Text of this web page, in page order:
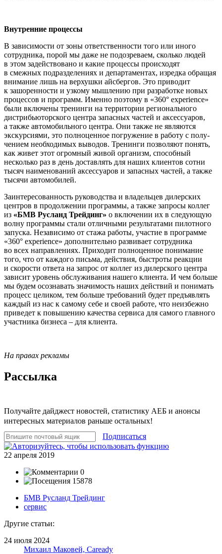
Внутренние процессы
В зависимости от зоны ответственности того или иного
сотрудника, порой мы даже не подозреваем, сколько людей
в этом задействовано и какие процессы происходят
в смежных подразделениях и департаментах, изредка обращая
вни­мание лишь на верхушки айсбергов. Это приводит
к зашоренности и узкому мыш­лению при разработке новых
процессов и программ. Именно поэтому в «360° experience»
были включены тренинги на территории регионального
дистрибью­торского центра запасных частей и аксес­суаров,
а также автомобильного центра. Они также не являются
экскурсиями, это полноценное погружение в работу с полу­
чением необходимых выводов. Тренинги позволяют понять,
как живет этот огром­ный живой организм, способный
несколь­ко раз в день доставлять для наших клиен­тов сотни
тысяч наименований аксессуа­ров и запасных частей, а также
тысячи автомобилей.
Заинтересованность руководства и вла­дельцев дилерских
центров в продолжении программы, а также запросы коллег
из «БМВ Русланд Трейдинг» о включении их в следующую
волну программы стали отличными результатами пилотного
запу­ска. Независимо от стажа работы, участие в программе
«360° experience» дополни­тельно развивает сотрудника
во всех направлениях. Приходит полноценное понимание
того, что от каждого письма, действия, быстроты реакции
и скорости ответа на запрос от коллег из дилерского центра
зависит уровень обслуживания нашего клиента. И чем больше
мы будем осознавать значимость наших действий и понимать
процесс целиком, тем больше требований будет предъявлять
каждый из нас к самому себе и своей работе, что неиз­бежно
приведет к повышению качества сервиса для самого главного
участника бизнеса – для клиента.
На правах рекламы
Рассылка
Получайте дайджест новостей, статистику АЕБ и анонсы
интересных материалов раньше остальных!
Подписаться
22 апреля 2019
0
15878
БМВ Русланд Трейдинг
сервис
Другие статьи:
24 июля 2024
Михаил Маковей, Caready